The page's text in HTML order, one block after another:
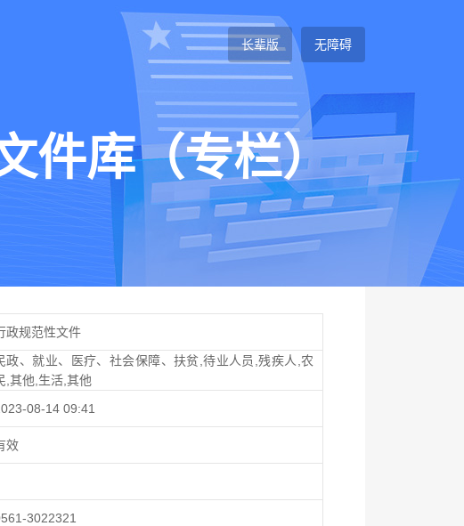
长辈版 无障碍
件库（专栏）
政规范性文件
政、就业、医疗、社会保障、扶贫,待业人员,残疾人,农
,其他,生活,其他
08-14 09:41
效
3022321